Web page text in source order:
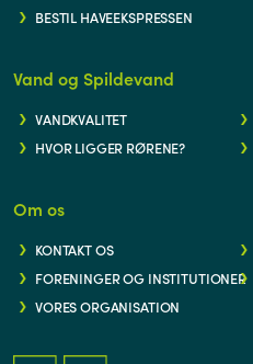
BESTIL HAVEEKSPRESSEN
Vand og Spildevand
VANDKVALITET
HVOR LIGGER RØRENE?
Om os
KONTAKT OS
FORENINGER OG INSTITUTIONER
VORES ORGANISATION